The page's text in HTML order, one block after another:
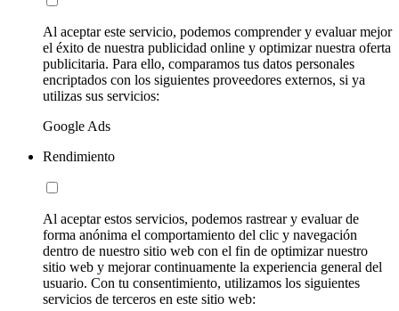
Al aceptar este servicio, podemos comprender y evaluar mejor
el éxito de nuestra publicidad online y optimizar nuestra oferta
publicitaria. Para ello, comparamos tus datos personales
encriptados con los siguientes proveedores externos, si ya
utilizas sus servicios:
Google Ads
Rendimiento
Al aceptar estos servicios, podemos rastrear y evaluar de
forma anónima el comportamiento del clic y navegación
dentro de nuestro sitio web con el fin de optimizar nuestro
sitio web y mejorar continuamente la experiencia general del
usuario. Con tu consentimiento, utilizamos los siguientes
servicios de terceros en este sitio web: